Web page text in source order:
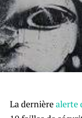
La dernièrealerte